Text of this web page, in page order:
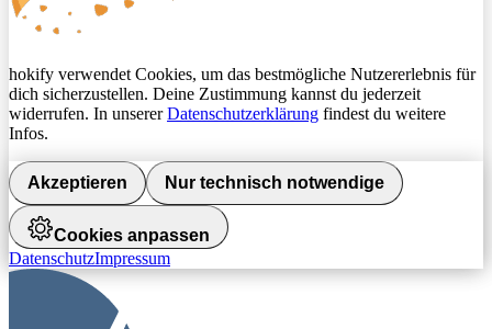
hokify verwendet Cookies, um das bestmögliche Nutzererlebnis für
dich sicherzustellen. Deine Zustimmung kannst du jederzeit
widerrufen. In unsererDatenschutzerklärung findest du weitere
Infos.
Akzeptieren Nur technisch notwendige
Cookies anpassen
DatenschutzImpressum